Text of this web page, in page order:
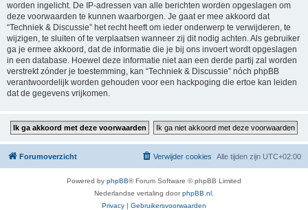
worden ingelicht. De IP-adressen van alle berichten worden opgeslagen om
deze voorwaarden te kunnen waarborgen. Je gaat er mee akkoord dat
“Techniek & Discussie” het recht heeft om ieder onderwerp te verwijderen, te
wijzigen, te sluiten of te verplaatsen wanneer zij dit nodig achten. Als gebruiker
ga je ermee akkoord, dat de informatie die je bij ons invoert wordt opgeslagen
in een database. Hoewel deze informatie niet aan een derde partij zal worden
verstrekt zónder je toestemming, kan “Techniek & Discussie” nóch phpBB
verantwoordelijk worden gehouden voor een hackpoging die ertoe kan leiden
dat de gegevens vrijkomen.
Forumoverzicht Alle tijden zijn UTC+02:00
Verwijder cookies
Powered by phpBB® Forum Software © phpBB Limited
Nederlandse vertaling doorphpBB.nl
Privacy | Gebruikersvoorwaarden